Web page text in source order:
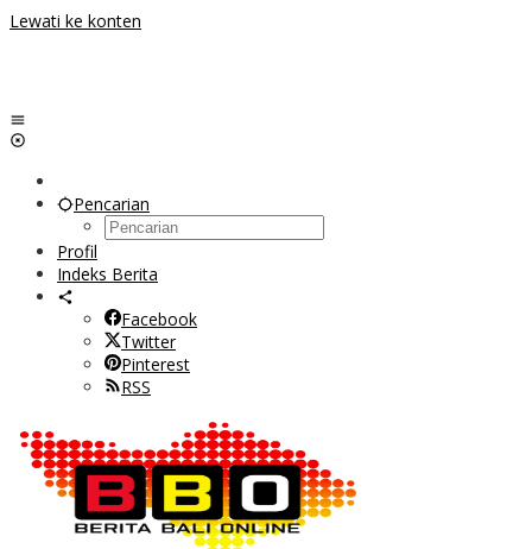
Lewati ke konten
Pencarian
Profil
Indeks Berita
Facebook
Twitter
Pinterest
RSS